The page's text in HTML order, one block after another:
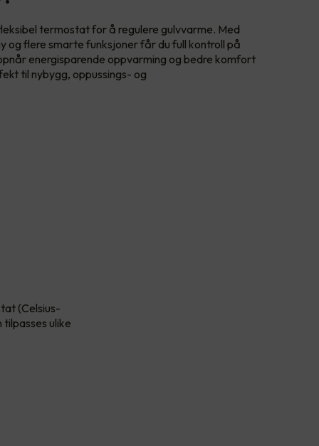
termostat for å regulere gulvvarme. Med
og flere smarte funksjoner får du full kontroll på
energisparende oppvarming og bedre komfort
til nybygg, oppussings- og
(Celsius-
ulike